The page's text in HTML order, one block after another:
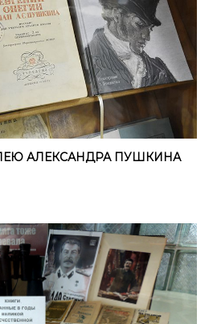
АЛЕКСАНДРА ПУШКИНА